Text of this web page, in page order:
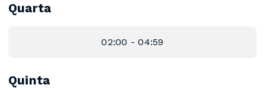
Quarta
02:00 - 04:59
Quinta